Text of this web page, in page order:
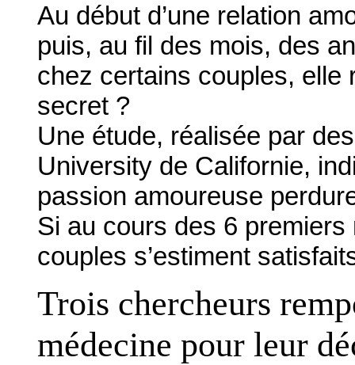
Au début d’une relation
puis, au fil des mois, des
chez certains couples, elle
secret ?
Une étude, réalisée par
University de Californie,
passion amoureuse
Si au cours des 6
couples s’estiment
Trois chercheurs
médecine pour leur